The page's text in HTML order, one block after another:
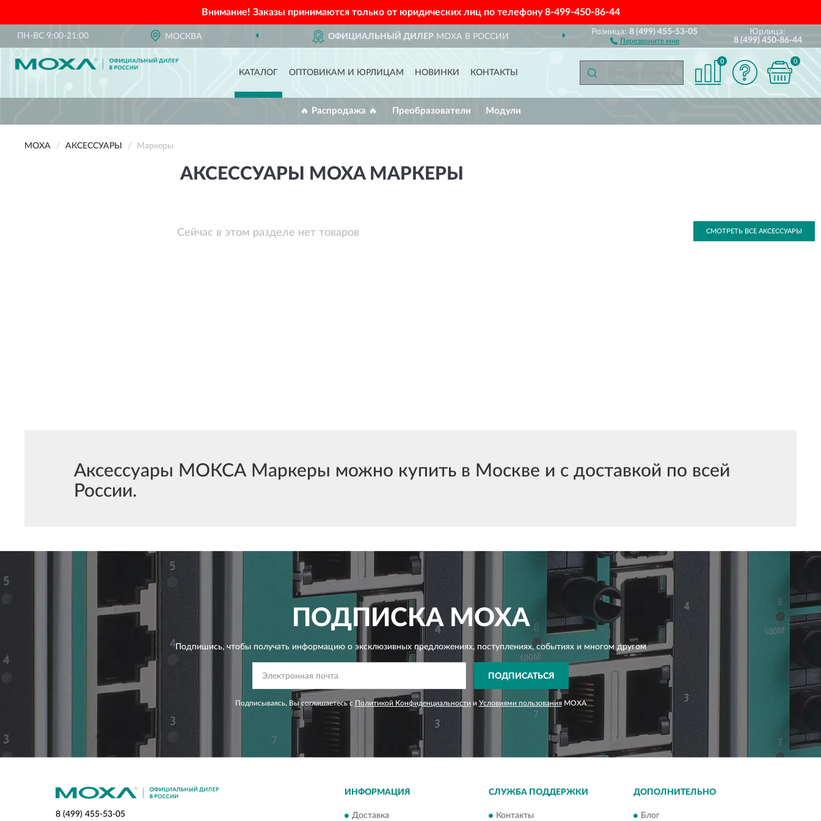
Внимание! Заказы принимаются только от юридических лиц по телефону8-499-450-86-44
ПН-ВС 9:00-21:00 МОСКВА ОФИЦИАЛЬНЫЙ ДИЛЕРMOXA В РОССИИ ДОСТАВИМ ПО ВСЕЙ РОССИИ
Розница:8 (499) 455-53-05
Перезвоните мне
Юрлица:
8 (499) 450-86-44
КАТАЛОГ ОПТОВИКАМ И ЮРЛИЦАМ НОВИНКИ КОНТАКТЫ
0 0
🔥 Распродажа 🔥 Преобразователи Модули
MOXA АКСЕССУАРЫ Маркеры
АКСЕССУАРЫ MOXA МАРКЕРЫ
Сейчас в этом разделе нет товаров СМОТРЕТЬ ВСЕ АКСЕССУАРЫ
Аксессуары МОКСА Маркеры можно купить в Москве и с доставкой по всей
России.
ПОДПИСКАMOXA
Подпишись, чтобы получать информацию о эксклюзивных предложениях,поступлениях, событиях и многом другом
ПОДПИСАТЬСЯ
Подписываясь, Вы соглашаетесь с Политикой Конфиденциальности и Условиями пользованияMOXA
8 (499) 455-53-05
ИНФОРМАЦИЯ
Доставка
СЛУЖБА ПОДДЕРЖКИ
Контакты
ДОПОЛНИТЕЛЬНО
Блог